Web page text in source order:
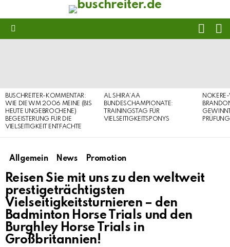
BUSCHREITER-KOMMENTAR:
WIE DIE WM 2006 MEINE (BIS
HEUTE UNGEBROCHENE)
BEGEISTERUNG FÜR DIE
VIELSEITIGKEIT ENTFACHTE
AL SHIRA’AA
BUNDESCHAMPIONATE:
TRAININGSTAG FÜR
VIELSEITIGKEITSPONYS
PRÜFUNG
Allgemein News Promotion
Reisen Sie mit uns zu den weltweit
prestigeträchtigsten
Vielseitigkeitsturnieren – den
Badminton Horse Trials und den
Burghley Horse Trials in
Großbritannien!